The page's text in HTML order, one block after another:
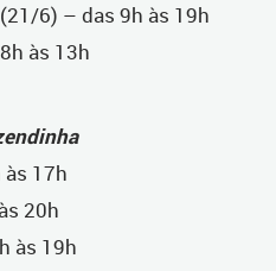
6) – das 9h às 19h
às 13h
17h
20h
às 19h